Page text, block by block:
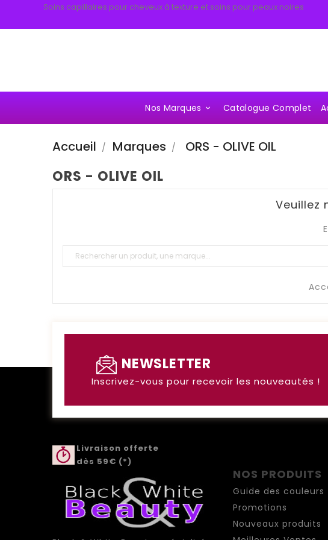
Soins capillaires pour cheveux à texture et soins pour peaux noires

Nos Marques Catalogue Complet
Accueil Marques ORS - OLIVE OIL
ORS - OLIVE OIL
Veuillez
NEWSLETTER
Inscrivez-vous pour recevoir les nouveautés !
Livraison offerte
dès 59€ (*)
NOS PRODUITS
Guide des couleurs
Promotions
Nouveaux produits